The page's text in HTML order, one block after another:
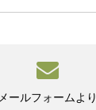
メールフォームより